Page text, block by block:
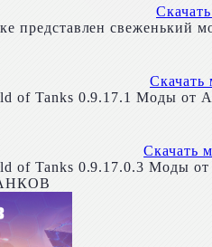
представлен свеженький
Скачать
of Tanks 0.9.17.1 Моды от
Скачать
of Tanks 0.9.17.0.3 Моды